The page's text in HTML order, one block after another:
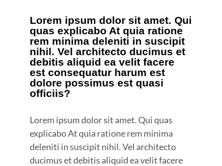
Lorem ipsum dolor sit amet. Qui
quas explicabo At quia ratione
rem minima deleniti in suscipit
nihil. Vel architecto ducimus et
debitis aliquid ea velit facere
est consequatur harum est
dolore possimus est quasi
officiis?
Lorem ipsum dolor sit amet. Qui quas
explicabo At quia ratione rem minima
deleniti in suscipit nihil. Vel architecto
ducimus et debitis aliquid ea velit facere